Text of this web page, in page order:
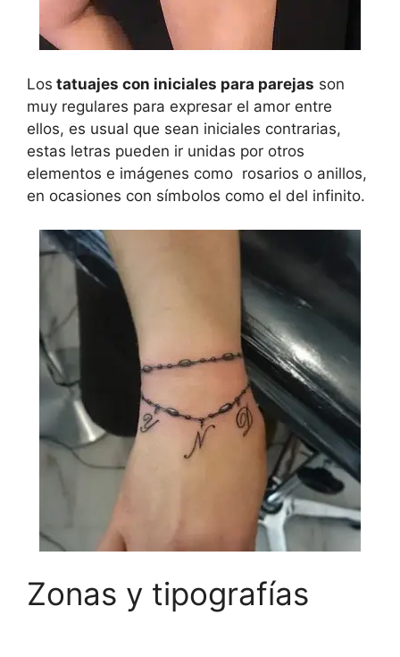
Los tatuajes con iniciales para parejas son
muy regulares para expresar el amor entre
ellos, es usual que sean iniciales contrarias,
estas letras pueden ir unidas por otros
elementos e imágenes como rosarios o anillos,
en ocasiones con símbolos como el del infinito.
Zonas y tipografías